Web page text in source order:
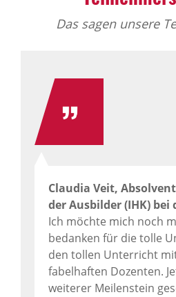
Das sagen unsere
Claudia Veit,
der Ausbilder (IHK) bei
Ich möchte mich noch
bedanken für die tolle
den tollen Unterricht
fabelhaften Dozenten.
weiterer Meilenstein